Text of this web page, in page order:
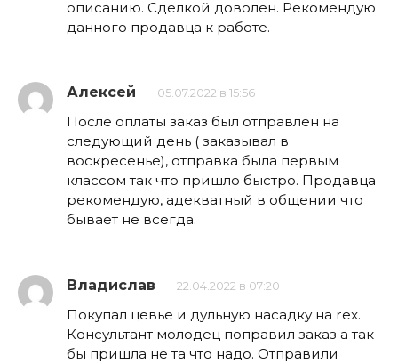
описанию. Сделкой доволен. Рекомендую
данного продавца к работе.
Алексей 05.07.2022 в 15:56
После оплаты заказ был отправлен на
следующий день ( заказывал в
воскресенье), отправка была первым
классом так что пришло быстро. Продавца
рекомендую, адекватный в общении что
бывает не всегда.
Владислав 22.04.2022 в 07:20
Покупал цевье и дульную насадку на rex.
Консультант молодец поправил заказ а так
бы пришла не та что надо. Отправили